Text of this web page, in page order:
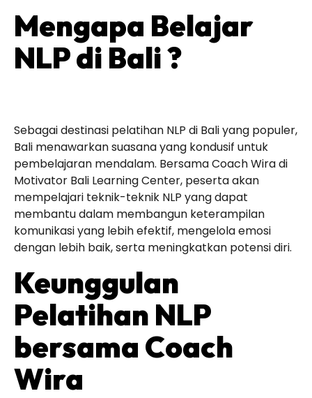
Mengapa Belajar
NLP di Bali ?
Sebagai destinasi pelatihan NLP di Bali yang populer,
Bali menawarkan suasana yang kondusif untuk
pembelajaran mendalam. Bersama Coach Wira di
Motivator Bali Learning Center, peserta akan
mempelajari teknik-teknik NLP yang dapat
membantu dalam membangun keterampilan
komunikasi yang lebih efektif, mengelola emosi
dengan lebih baik, serta meningkatkan potensi diri.
Keunggulan
Pelatihan NLP
bersama Coach
Wira